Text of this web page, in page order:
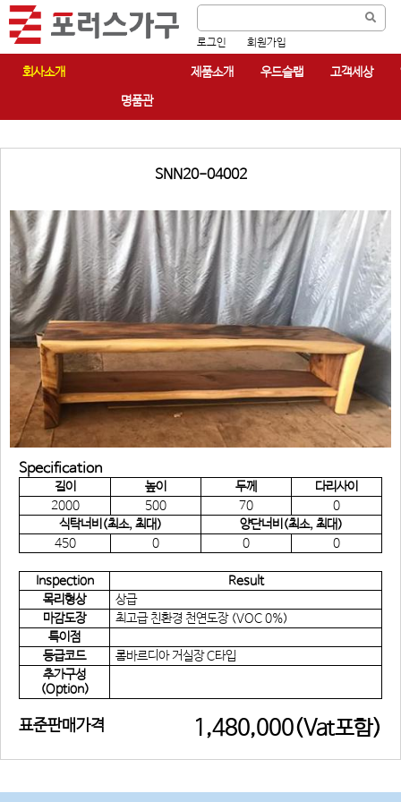
로그인 회원가입
회사소개 제품소개 우드슬랩 고객세상
명품관
SNN20-04002
Specification
길이 높이 두께
다리사이
2000
500 70
0
식탁너비(최소, 최대)
양단너비(최소, 최대)
450
0 0 0
Inspection
Result
목리형상
상급
마감도장
최고급 친환경 천연도장 (VOC 0%)
특이점
등급코드
롬바르디아 거실장 C타입
추가구성
(Option)
표준판매가격 1,480,000(Vat포함)